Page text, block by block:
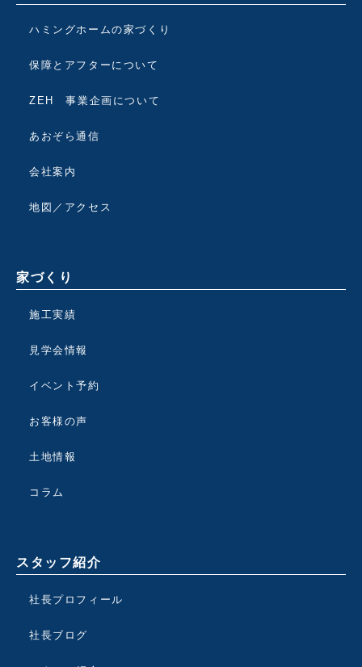
ハミングホームの家づくり
保障とアフターについて
ZEH 事業企画について
あおぞら通信
会社案内
地図／アクセス
家づくり
施工実績
見学会情報
イベント予約
お客様の声
土地情報
コラム
スタッフ紹介
社長プロフィール
社長ブログ